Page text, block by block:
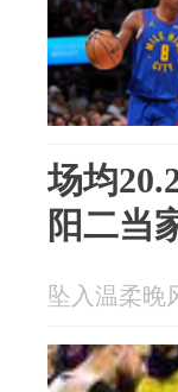
场均
阳二当
坠入温柔晚